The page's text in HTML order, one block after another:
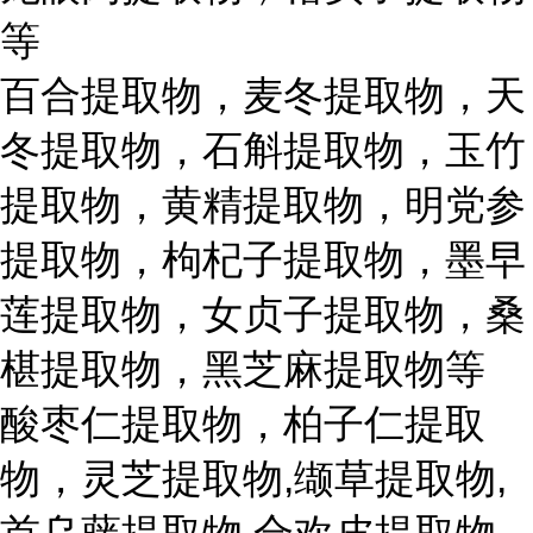
等
百合提取物，麦冬提取物，天
冬提取物，石斛提取物，玉竹
提取物，黄精提取物，明党参
提取物，枸杞子提取物，墨早
莲提取物，女贞子提取物，桑
椹提取物，黑芝麻提取物等
酸枣仁提取物，柏子仁提取
物，灵芝提取物,缬草提取物,